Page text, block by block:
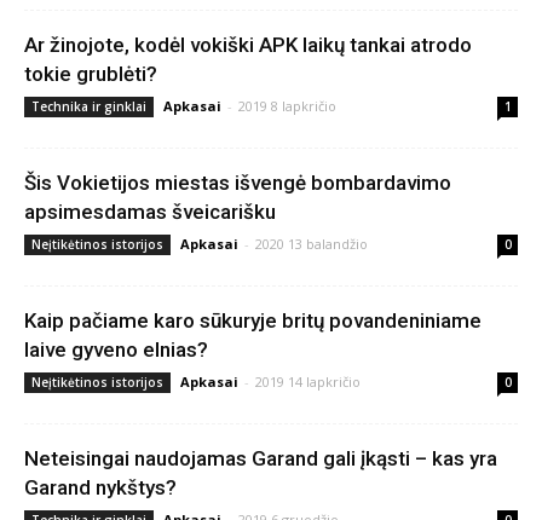
Ar žinojote, kodėl vokiški APK laikų tankai atrodo
tokie grublėti?
Technika ir ginklai Apkasai - 2019 8 lapkričio 1
Šis Vokietijos miestas išvengė bombardavimo
apsimesdamas šveicarišku
Neįtikėtinos istorijos Apkasai - 2020 13 balandžio 0
Kaip pačiame karo sūkuryje britų povandeniniame
laive gyveno elnias?
Neįtikėtinos istorijos Apkasai - 2019 14 lapkričio 0
Neteisingai naudojamas Garand gali įkąsti – kas yra
Garand nykštys?